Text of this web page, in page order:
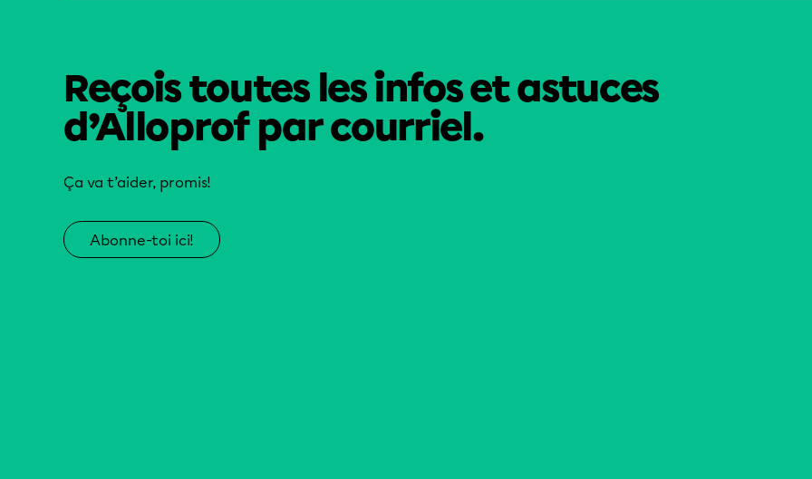
Reçois toutes les infos et astuces
d’Alloprof par courriel.
Ça va t’aider, promis!
Abonne-toi ici!